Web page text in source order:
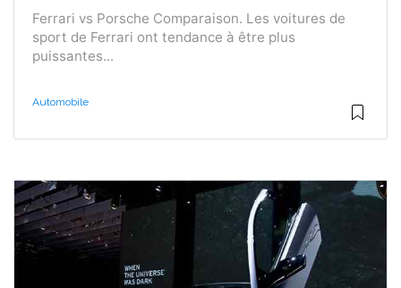
Ferrari vs Porsche Comparaison. Les voitures de
sport de Ferrari ont tendance à être plus
puissantes...
Automobile